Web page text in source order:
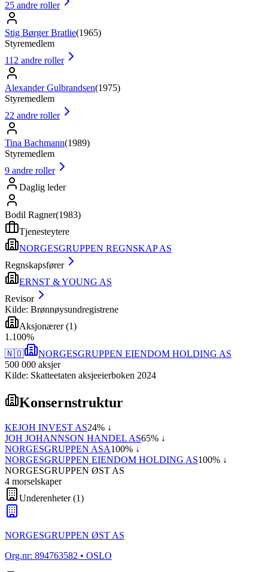
25 andre roller
Stig Børger Bratlie(1965)
Styremedlem
112 andre roller
Alexander Gulbrandsen(1975)
Styremedlem
22 andre roller
Tina Bachmann(1989)
Styremedlem
9 andre roller
Daglig leder
Bodil Ragner(1983)
Tjenesteytere
NORGESGRUPPEN REGNSKAP AS
Regnskapsfører
ERNST & YOUNG AS
Revisor
Kilde: Brønnøysundregistrene
Aksjonærer(1)
1 .100%
🇳🇴
NORGESGRUPPEN EIENDOM HOLDING AS
500 000 aksjer
Kilde: Skatteetaten aksjeeierboken 2024
Konsernstruktur
KEJOH INVEST AS24% ↓
JOH JOHANNSON HANDEL AS65% ↓
NORGESGRUPPEN ASA100% ↓
NORGESGRUPPEN EIENDOM HOLDING AS100% ↓
NORGESGRUPPEN ØST AS
4 morselskaper
Underenheter(1)
NORGESGRUPPEN ØST AS
Org.nr: 894763582 • OSLO